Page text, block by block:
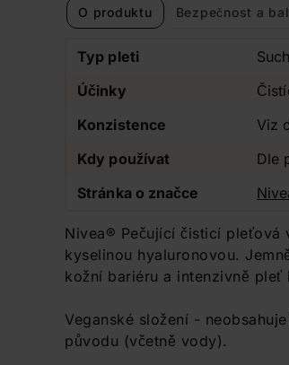
O produktu Bezpečnost a
Typ pleti
Účinky
Konzistence
Viz
Kdy používat
Dle
Stránka o značce
Nivea® Pečující čisticí
kyselinou hyaluronovou.
kožní bariéru a intenzivně pleť
Veganské složení -
původu (včetně vody).